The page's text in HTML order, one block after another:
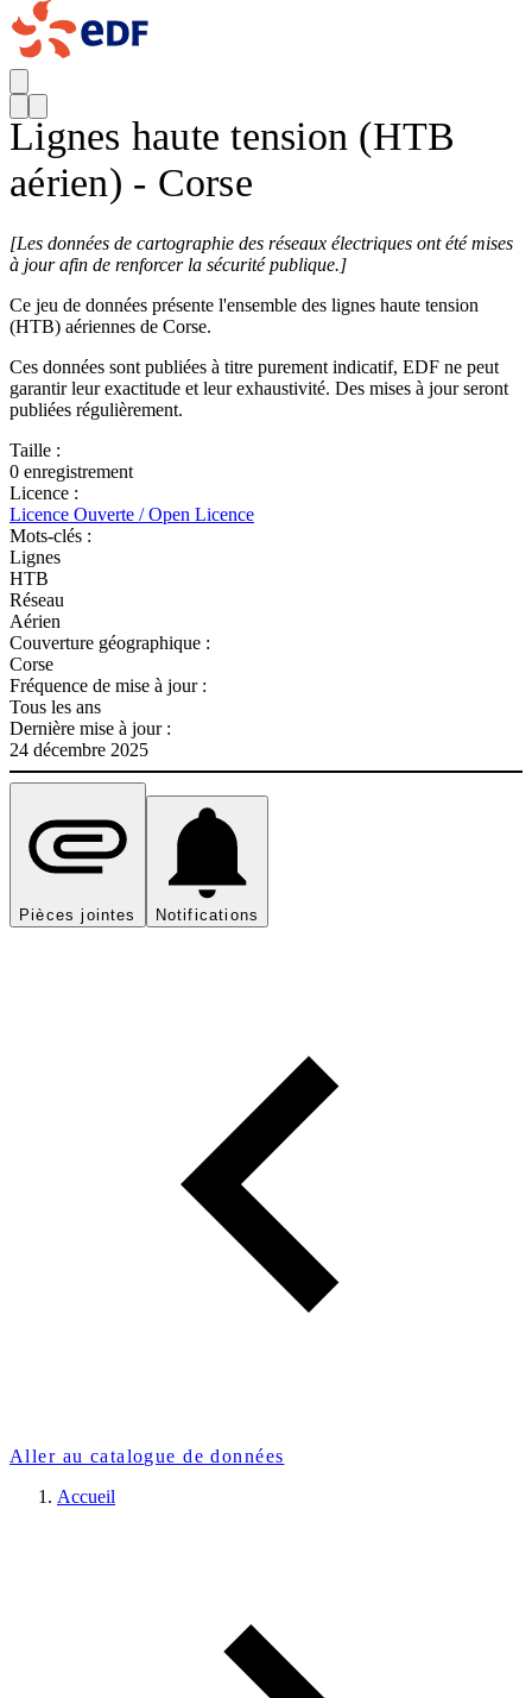
Lignes haute tension (HTB
aérien) - Corse
[Les données de cartographie des réseaux électriques ont été mises
à jour afin de renforcer la sécurité publique.]
Ce jeu de données présente l'ensemble des lignes haute tension
(HTB) aériennes de Corse.
Ces données sont publiées à titre purement indicatif, EDF ne peut
garantir leur exactitude et leur exhaustivité. Des mises à jour seront
publiées régulièrement.
Taille :
0 enregistrement
Licence :
Licence Ouverte / Open Licence
Mots-clés :
Lignes
HTB
Réseau
Aérien
Couverture géographique :
Corse
Fréquence de mise à jour :
Tous les ans
Dernière mise à jour :
24 décembre 2025
Pièces jointes Notifications
Aller au catalogue de données
Accueil